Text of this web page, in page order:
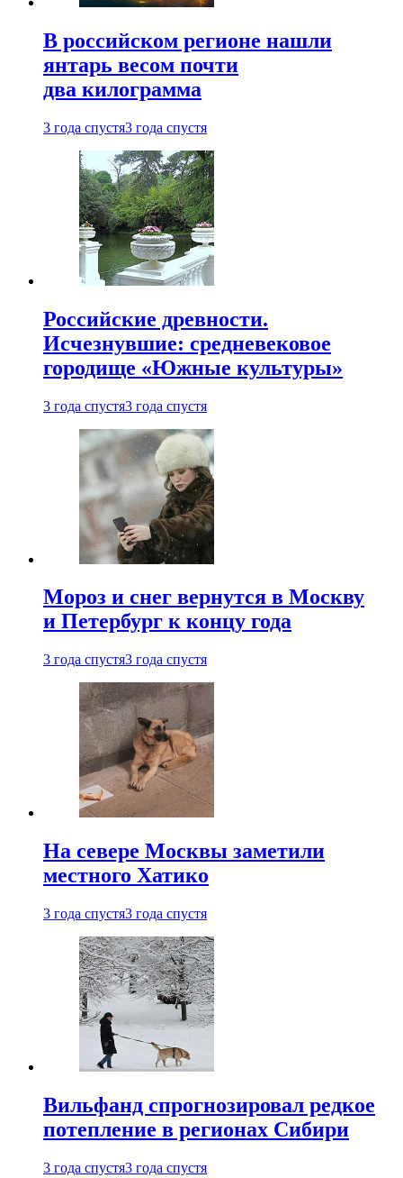
В российском регионе нашли
янтарь весом почти
два килограмма
3 года спустя3 года спустя
Российские древности.
Исчезнувшие: средневековое
городище «Южные культуры»
3 года спустя3 года спустя
Мороз и снег вернутся в Москву
и Петербург к концу года
3 года спустя3 года спустя
На севере Москвы заметили
местного Хатико
3 года спустя3 года спустя
Вильфанд спрогнозировал редкое
потепление в регионах Сибири
3 года спустя3 года спустя